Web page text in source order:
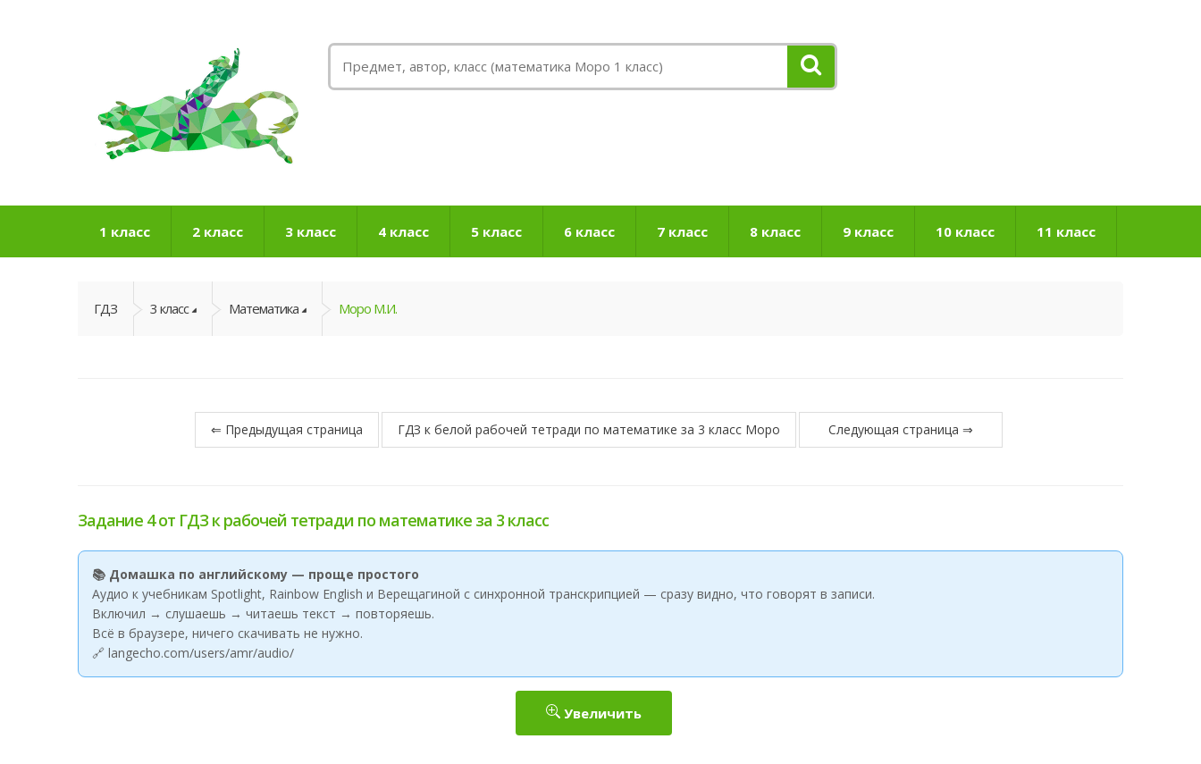
1 класс 2 класс 3 класс 4 класс 5 класс 6 класс 7 класс 8 класс 9 класс 10 класс 11 класс
ГДЗ 3 класс Математика Моро М.И.
⇐ Предыдущая страница ГДЗ к белой рабочей тетради по математике за 3 класс Моро Следующая страница ⇒
Задание 4 от ГДЗ к рабочей тетради по математике за 3 класс
📚 Домашка по английскому — проще простого
Аудио к учебникам Spotlight, Rainbow English и Верещагиной с синхронной транскрипцией — сразу видно, что говорят в записи.
Включил → слушаешь → читаешь текст → повторяешь.
Всё в браузере, ничего скачивать не нужно.
🔗 langecho.com/users/amr/audio/
Увеличить